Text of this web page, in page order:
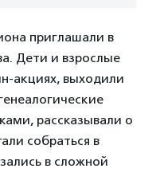
приглашали в
Дети и взрослые
акциях, выходили
рассказывали о
собраться в
в сложной